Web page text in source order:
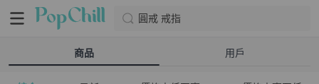
圓戒 戒指
商品 用戶